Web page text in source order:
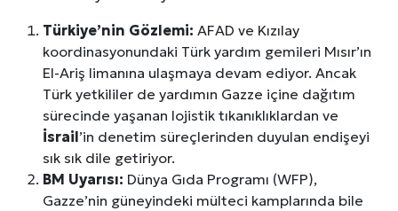
Türkiye’nin Gözlemi: AFAD ve Kızılay
koordinasyonundaki Türk yardım gemileri Mısır’ın
El-Ariş limanına ulaşmaya devam ediyor. Ancak
Türk yetkililer de yardımın Gazze içine dağıtım
sürecinde yaşanan lojistik tıkanıklıklardan ve
İsrail’in denetim süreçlerinden duyulan endişeyi
sık sık dile getiriyor.
BM Uyarısı: Dünya Gıda Programı (WFP),
Gazze’nin güneyindeki mülteci kamplarında bile